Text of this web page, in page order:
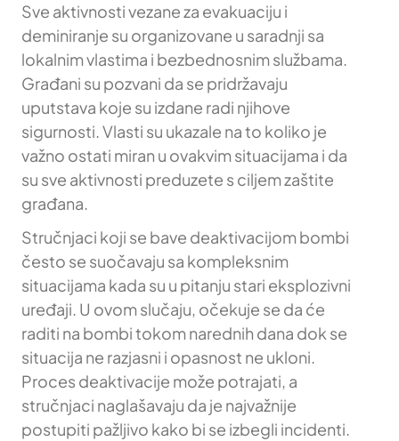
Sve aktivnosti vezane za evakuaciju i
deminiranje su organizovane u saradnji sa
lokalnim vlastima i bezbednosnim službama.
Građani su pozvani da se pridržavaju
uputstava koje su izdane radi njihove
sigurnosti. Vlasti su ukazale na to koliko je
važno ostati miran u ovakvim situacijama i da
su sve aktivnosti preduzete s ciljem zaštite
građana.
Stručnjaci koji se bave deaktivacijom bombi
često se suočavaju sa kompleksnim
situacijama kada su u pitanju stari eksplozivni
uređaji. U ovom slučaju, očekuje se da će
raditi na bombi tokom narednih dana dok se
situacija ne razjasni i opasnost ne ukloni.
Proces deaktivacije može potrajati, a
stručnjaci naglašavaju da je najvažnije
postupiti pažljivo kako bi se izbegli incidenti.